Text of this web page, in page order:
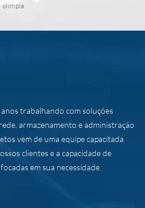
olimpia
trabalhando com soluções
armazenamento e administração
vem de uma equipe capacitada
clientes e a capacidade de
em sua necessidade.